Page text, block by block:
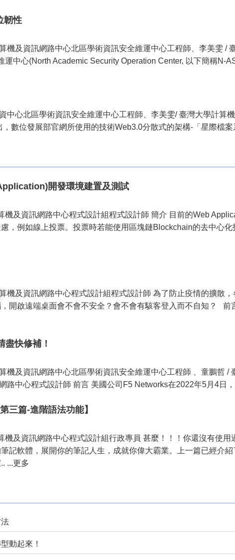
韌性
機及資訊網路中心北區學術資訊安全維運中心工程師、李美雯 /
運中心(North Academic Security Operation Center, 以下簡稱N-
中心北區學術資訊安全維運中心工程師、李美雯/ 臺灣大學計算
數位發展部官網所使用的技術Web3.0分散式的架構-「星際檔
開發環境建置及測試
機及資訊網路中心程式設計組程式設計師 簡介 目前的Web
，例如線上投票。投票時若能使用區塊鏈Blockchain的去中心
機及資訊網路中心程式設計組程式設計師 為了防止疫情的擴散
開啟遠端桌面會不會不安全？會不會有駭客登入而不自知？ 前
盡快修補！
機及資訊網路中心北區學術資訊安全維運中心工程師 、童鵬哲 /
路中心程式設計師 前言 美國公司F5 Networks在2022年5月4日
三篇-進階語法功能】
機及資訊網路中心程式設計組行政專員 甚麼！！！你還沒有使
記軟體，展開你的筆記人生，成就你偉大霸業。上一篇已經介
...更多
動起來！